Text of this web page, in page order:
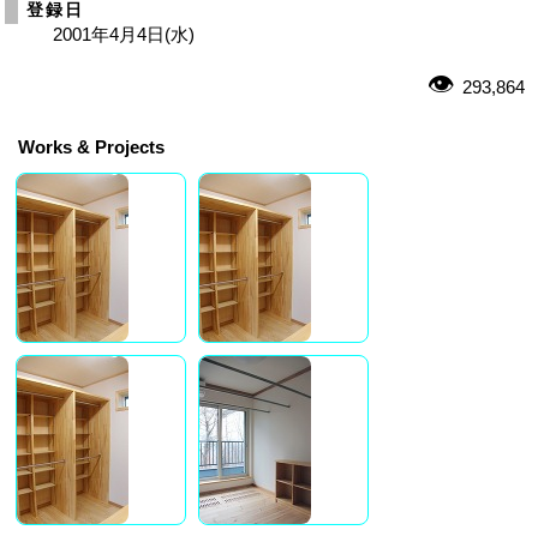
登録日
2001年4月4日(水)
293,864
Works & Projects